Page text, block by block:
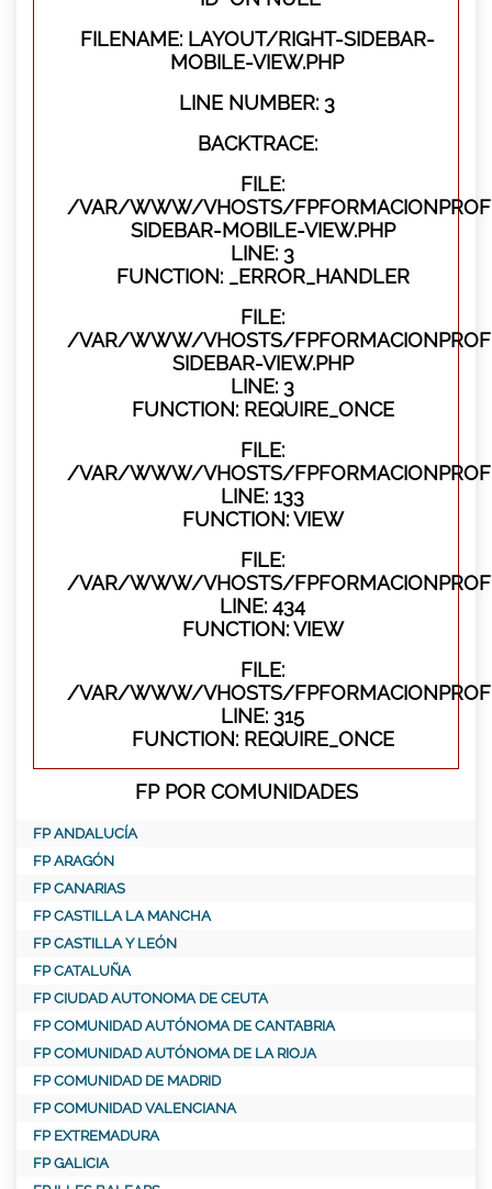
FILENAME: LAYOUT/RIGHT-SIDEBAR-
MOBILE-VIEW.PHP
LINE NUMBER: 3
BACKTRACE:
FILE:
/VAR/WWW/VHOSTS/
SIDEBAR-MOBILE-VIEW.PHP
LINE: 3
FUNCTION: _ERROR_HANDLER
FILE:
/VAR/WWW/VHOSTS/
SIDEBAR-VIEW.PHP
LINE: 3
FUNCTION: REQUIRE_ONCE
FILE:
/VAR/WWW/VHOSTS/
LINE: 133
FUNCTION: VIEW
FILE:
/VAR/WWW/VHOSTS/
LINE: 434
FUNCTION: VIEW
FILE:
/VAR/WWW/VHOSTS/
LINE: 315
FUNCTION: REQUIRE_ONCE
FP POR COMUNIDADES
FP ANDALUCÍA
FP ARAGÓN
FP CANARIAS
FP CASTILLA LA MANCHA
FP CASTILLA Y LEÓN
FP CATALUÑA
FP CIUDAD AUTONOMA DE CEUTA
FP COMUNIDAD AUTÓNOMA DE CANTABRIA
FP COMUNIDAD AUTÓNOMA DE LA RIOJA
FP COMUNIDAD DE MADRID
FP COMUNIDAD VALENCIANA
FP EXTREMADURA
FP GALICIA